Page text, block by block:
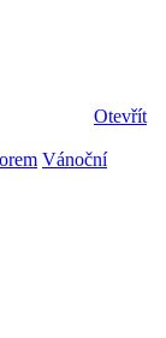
Otevřít
Vánoční